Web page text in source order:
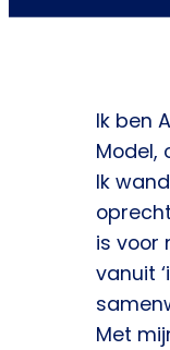
Ik ben
Model,
Ik
is voor
vanuit
Met